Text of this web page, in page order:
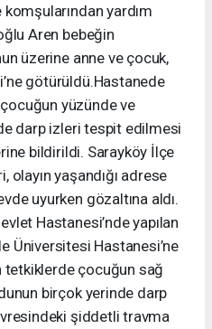
yardım
Aren bebeğin
üzerine anne ve çocuk,
götürüldü.Hastanede
yüzünde ve
darp izleri tespit edilmesi
bildirildi. Sarayköy İlçe
olayın yaşandığı adrese
uyurken gözaltına aldı.
Hastanesi’nde yapılan
Üniversitesi Hastanesi’ne
tetkiklerde çocuğun sağ
birçok yerinde darp
şiddetli travma